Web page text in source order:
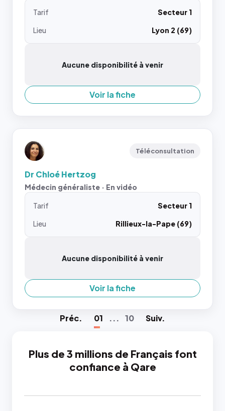
Tarif
Secteur 1
Lieu
Lyon 2 (69)
Aucune disponibilité à venir
Voir la fiche
Téléconsultation
Dr Chloé Hertzog
Médecin généraliste · En vidéo
Tarif
Secteur 1
Lieu
Rillieux-la-Pape (69)
Aucune disponibilité à venir
Voir la fiche
Préc. 01 ... 10 Suiv.
Plus de 3 millions de Français font
confiance à Qare